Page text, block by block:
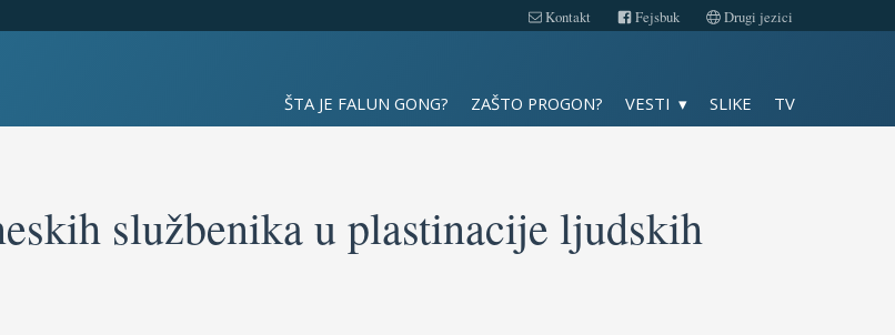
Kontakt Fejsbuk Drugi jezici
ŠTA JE FALUN GONG? ZAŠTO PROGON? VESTI SLIKE TV
Slike
Kontakt
službenika u plastinacije ljudskih